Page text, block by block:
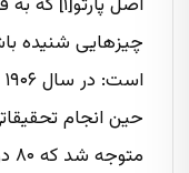
چیزهایی شنیده
حین انجام